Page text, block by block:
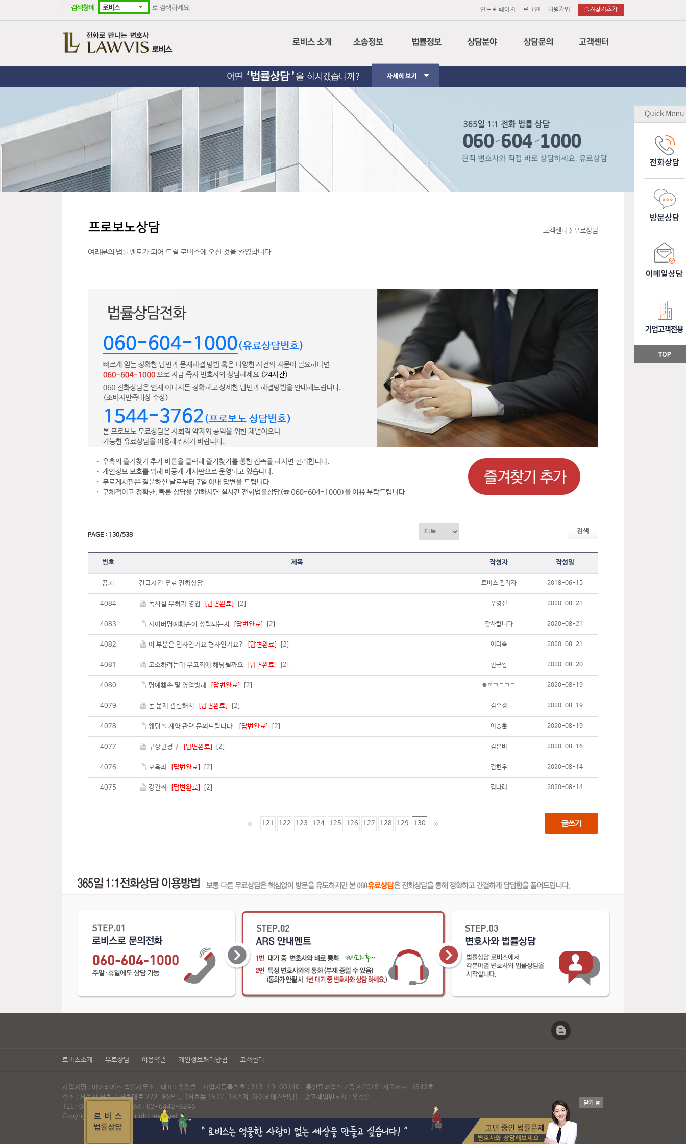
인트로 페이지 로그인 회원가입 즐겨찾기추가
회사소개
Contact Us
나의사건검색
법원경매정보
법원판례
노무
감평
소장작성의뢰
기업고객
고객센터 > 무료상담
여러분의 법률멘토가 되어 드릴 로비스에 오신 것을 환영합니다.
PAGE : 130/538
번호 제목 작성자 작성일
공지 긴급사건 무료 전화상담 로비스 관리자 2018-06-15
4084 독서실 무허가 영업 [답변완료] [2] 우영선 2020-08-21
4083 사이버명예훼손이 성립되는지 [답변완료] [2] 감사합니다 2020-08-21
4082 이 부분은 민사인가요 형사인가요? [답변완료] [2] 이다솜 2020-08-21
4081 고소하려는데 무고죄에 해당될까요 [답변완료] [2] 편규황 2020-08-20
4080 명예훼손 및 영업방해 [답변완료] [2] ㅎㄸㄱㄷㄱㄷ 2020-08-19
4079 돈 문제 관련해서 [답변완료] [2] 김수정 2020-08-19
4078 웨딩홀 계약 관련 문의드립니다. [답변완료] [2] 이승훈 2020-08-19
4077 구상권청구 [답변완료] [2] 김은비 2020-08-16
4076 모욕죄 [답변완료] [2] 김현우 2020-08-14
4075 강간죄 [답변완료] [2] 김나래 2020-08-14
121 122 123 124 125 126 127 128 129 130
로비스소개 무료상담 이용약관 개인정보처리방침 고객센터
사업자명 : 아이비에스 법률사무소 대표 : 유정훈 사업자등록번호 : 313-19-00140 통신판매업신고증 제2015-서울서초-1843호
주소 : 서울시 서초구 서초대로 272, IBS빌딩 (서초동 1572-18번지, 아이비에스빌딩) 광고책임변호사 : 유정훈
TEL : 02-537-6947 FAX : 02-6442-6246
Copyright© LAWVIS All right reserved